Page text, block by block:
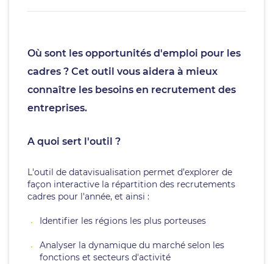
Où sont les opportunités d'emploi pour les
cadres ? Cet outil vous aidera à mieux
connaître les besoins en recrutement des
entreprises.
A quoi sert l'outil ?
L'outil de datavisualisation permet d’explorer de
façon interactive la répartition des recrutements
cadres pour l'année, et ainsi :
Identifier les régions les plus porteuses
Analyser la dynamique du marché selon les
fonctions et secteurs d'activité